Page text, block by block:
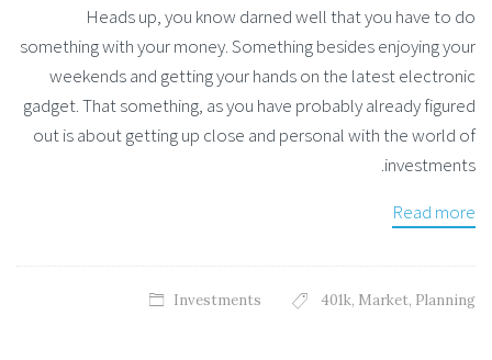
Heads up, you know darned well that you have to do
something with your money. Something besides enjoying your
weekends and getting your hands on the latest electronic
gadget. That something, as you have probably already figured
out is about getting up close and personal with the world of
investments.
Read more
Investments 401k, Market, Planning